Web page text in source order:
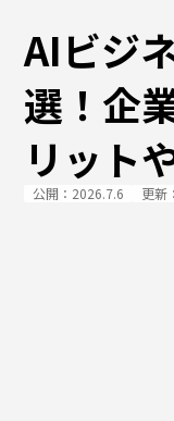
AIビジ
選！企
リット
公開：2026.7.6 更新